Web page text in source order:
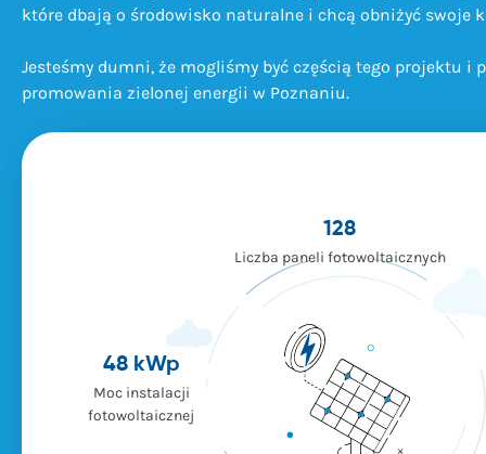
które dbają o środowisko naturalne i chcą obniżyć swoje
Jesteśmy dumni, że mogliśmy być częścią tego projektu i
promowania zielonej energii w Poznaniu.
128
Liczba paneli fotowoltaicznych
48 kWp
Moc instalacji
fotowoltaicznej